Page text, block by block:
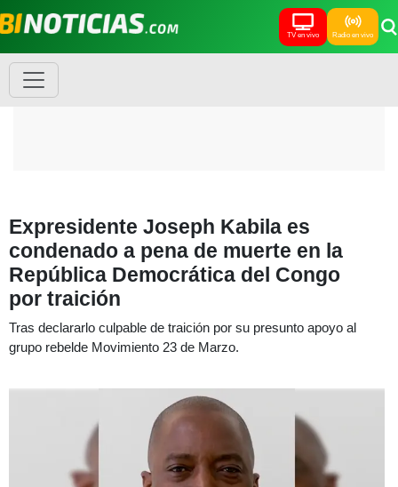
TV en vivo Radio en vivo
Expresidente Joseph Kabila es
condenado a pena de muerte en la
República Democrática del Congo
por traición
Tras declararlo culpable de traición por su presunto apoyo al
grupo rebelde Movimiento 23 de Marzo.